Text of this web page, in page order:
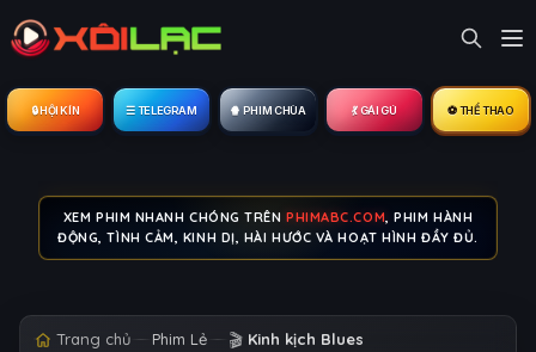
🔒︎ HỘI KÍN ☰ TELEGRAM 🍿 PHIM CHÙA 💃 GÁI GÚ ⚽ THỂ THAO
XEM PHIM NHANH CHÓNG TRÊNPHIMABC.COM, PHIM HÀNH
ĐỘNG, TÌNH CẢM, KINH DỊ, HÀI HƯỚC VÀ HOẠT HÌNH ĐẦY ĐỦ.
Trang chủ Phim Lẻ 🎬 Kinh kịch Blues